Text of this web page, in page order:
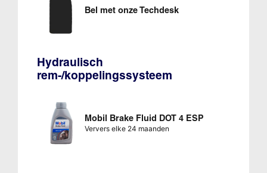
Bel met onze Techdesk
Hydraulisch
rem-/koppelingssysteem
Mobil Brake Fluid DOT 4 ESP
Ververs elke 24 maanden